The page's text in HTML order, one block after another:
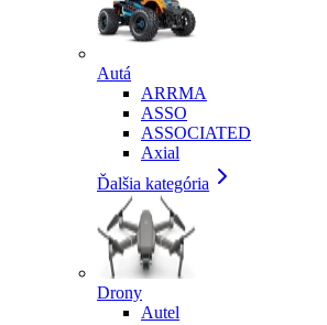
Autá
ARRMA
ASSO
ASSOCIATED
Axial
Ďalšia kategória
Drony
Autel